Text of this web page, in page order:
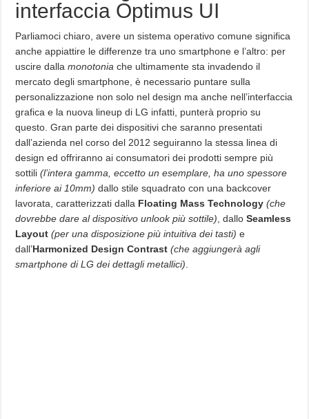
interfaccia Optimus UI
Parliamoci chiaro, avere un sistema operativo comune significa
anche appiattire le differenze tra uno smartphone e l’altro: per
uscire dallamonotonia che ultimamente sta invadendo il
mercato degli smartphone, è necessario puntare sulla
personalizzazione non solo nel design ma anche nell’interfaccia
grafica e la nuova lineup di LG infatti, punterà proprio su
questo. Gran parte dei dispositivi che saranno presentati
dall’azienda nel corso del 2012 seguiranno la stessa linea di
design ed offriranno ai consumatori dei prodotti sempre più
sottili (l’intera gamma, eccetto un esemplare, ha uno spessore
inferiore ai 10mm) dallo stile squadrato con una backcover
lavorata, caratterizzati dalla Floating Mass Technology (che
dovrebbe dare al dispositivo unlook più sottile) , dalloSeamless
Layout (per una disposizione più intuitiva dei tasti) e
dall’Harmonized Design Contrast (che aggiungerà agli
smartphone di LG dei dettagli metallici)